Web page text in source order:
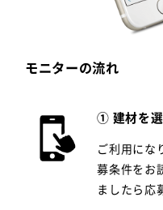
モニターの流れ
① 建材を
ご利用にな
募条件をお
ましたら応